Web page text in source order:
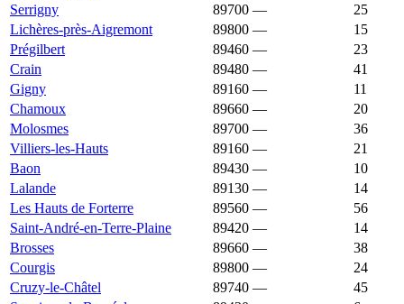
Serrigny
89700 —
25
Lichères-près-Aigremont
89800 —
15
Prégilbert
89460 —
23
Crain
89480 —
41
Gigny
89160 —
11
Chamoux
89660 —
20
Molosmes
89700 —
36
Villiers-les-Hauts
89160 —
21
Baon
89430 —
10
Lalande
89130 —
14
Les Hauts de Forterre
89560 —
56
Saint-André-en-Terre-Plaine
89420 —
14
Brosses
89660 —
38
Courgis
89800 —
24
Cruzy-le-Châtel
89740 —
45